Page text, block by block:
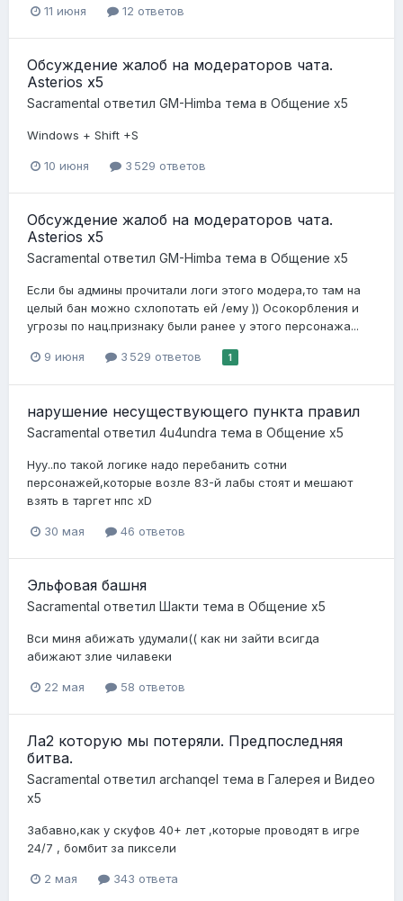
11 июня 12 ответов
Обсуждение жалоб на модераторов чата.
Asterios x5
Sacramental ответил GM-Himba тема в Общение x5
Windows + Shift +S
10 июня 3 529 ответов
Обсуждение жалоб на модераторов чата.
Asterios x5
Sacramental ответил GM-Himba тема в Общение x5
Если бы админы прочитали логи этого модера,то там на
целый бан можно схлопотать ей /ему )) Осокорбления и
угрозы по нац.признаку были ранее у этого персонажа...
9 июня 3 529 ответов 1
нарушение несуществующего пункта правил
Sacramental ответил 4u4undra тема в Общение x5
Нуу..по такой логике надо перебанить сотни
персонажей,которые возле 83-й лабы стоят и мешают
взять в таргет нпс xD
30 мая 46 ответов
Эльфовая башня
Sacramental ответил Шакти тема в Общение x5
Вси миня абижать удумали(( как ни зайти всигда
абижают злие чилавеки
22 мая 58 ответов
Ла2 которую мы потеряли. Предпоследняя
битва.
Sacramental ответил archanqel тема в Галерея и Видео
x5
Забавно,как у скуфов 40+ лет ,которые проводят в игре
24/7 , бомбит за пиксели
2 мая 343 ответа